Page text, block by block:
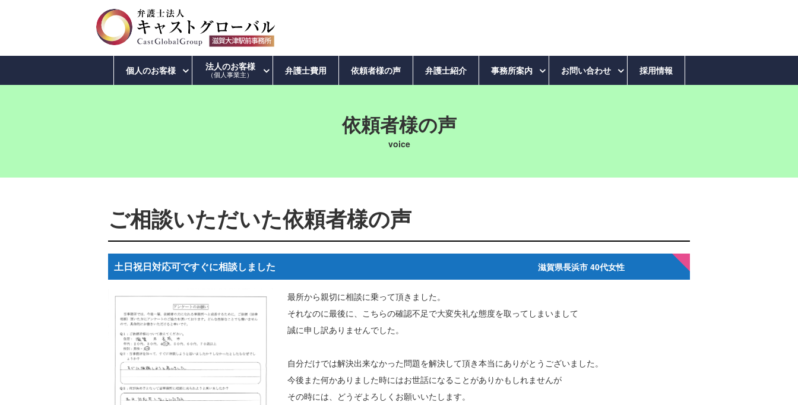
個人のお客様 法人のお客様
（個人事業主） 弁護士費用 依頼者様の声 弁護士紹介 事務所案内 お問い合わせ 採用情報
依頼者様の声
ご相談いただいた依頼者様の声
土日祝日対応可ですぐに相談しました 滋賀県長浜市 40代女性
最所から親切に相談に乗って頂きました。
それなのに最後に、こちらの確認不足で大変失礼な態度を取ってしまいまして
誠に申し訳ありませんでした。
自分だけでは解決出来なかった問題を解決して頂き本当にありがとうございました。
今後また何かありました時にはお世話になることがありかもしれませんが
その時には、どうぞよろしくお願いいたします。